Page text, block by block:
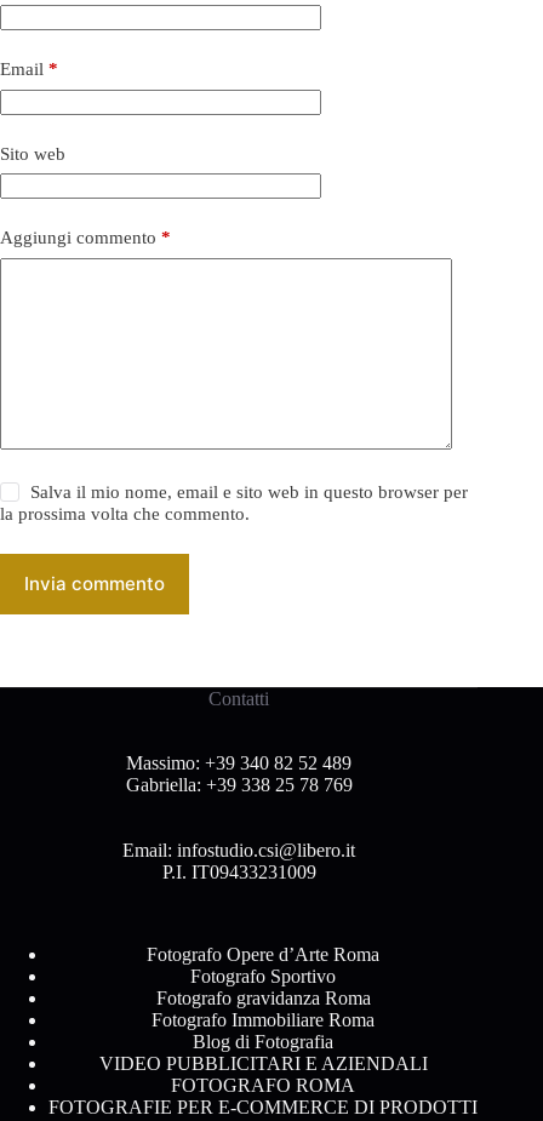
Email *
Sito web
Aggiungi commento *
Salva il mio nome, email e sito web in questo browser per
la prossima volta che commento.
Invia commento
Contatti
Massimo: +39 340 82 52 489
Gabriella: +39 338 25 78 769
Email:infostudio.csi@libero.it
P.I. IT09433231009
Fotografo Opere d’Arte Roma
Fotografo Sportivo
Fotografo gravidanza Roma
Fotografo Immobiliare Roma
Blog di Fotografia
VIDEO PUBBLICITARI E AZIENDALI
FOTOGRAFO ROMA
FOTOGRAFIE PER E-COMMERCE DI PRODOTTI